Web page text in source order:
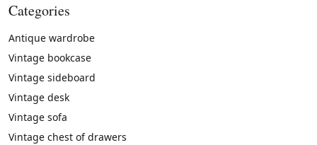
Categories
Antique wardrobe
Vintage bookcase
Vintage sideboard
Vintage desk
Vintage sofa
Vintage chest of drawers